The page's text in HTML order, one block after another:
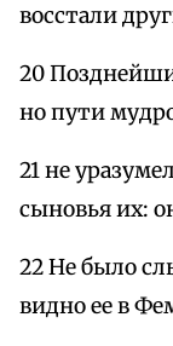
восстали
20
но пути
21 не
сыновья их:
22 Не было
видно ее в